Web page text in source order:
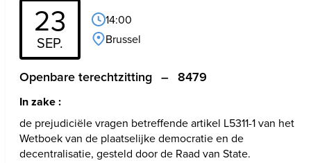
23
SEP.
14:00
Brussel
Openbare terechtzitting – 8479
In zake :
de prejudiciële vragen betreffende artikel L5311-1 van het
Wetboek van de plaatselijke democratie en de
decentralisatie, gesteld door de Raad van State.